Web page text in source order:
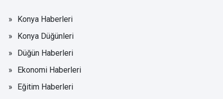
Konya Haberleri
Konya Düğünleri
Düğün Haberleri
Ekonomi Haberleri
Eğitim Haberleri